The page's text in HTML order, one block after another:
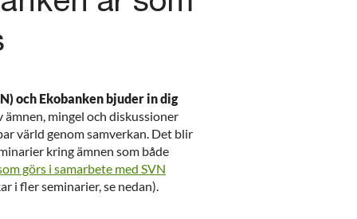
och Ekobanken bjuder in dig
mingel och diskussioner
värld genom samverkan. Det blir
kring ämnen som både
görs i samarbete med SVN
i fler seminarier, se nedan).